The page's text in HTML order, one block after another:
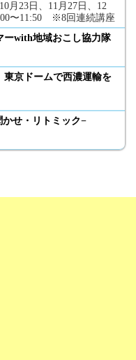
月23日、11月27日、12
〜11:50 ※8回連続講座
with地域おこし協力隊
京ドームで西濃運輸を
せ・リトミック−